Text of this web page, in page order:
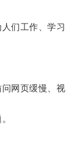
们工作、学习
网页缓慢、视